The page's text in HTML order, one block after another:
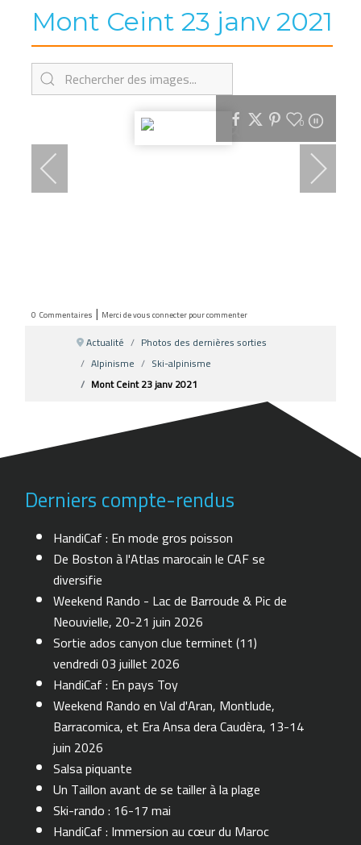
Mont Ceint 23 janv 2021
0
0 Commentaires | Merci de vous connecter pour commenter
Actualité
Photos des dernières sorties
Alpinisme
Ski-alpinisme
Mont Ceint 23 janv 2021
Derniers compte-rendus
HandiCaf : En mode gros poisson
De Boston à l'Atlas marocain le CAF se
diversifie
Weekend Rando - Lac de Barroude & Pic de
Neouvielle, 20-21 juin 2026
Sortie ados canyon clue terminet (11)
vendredi 03 juillet 2026
HandiCaf : En pays Toy
Weekend Rando en Val d'Aran, Montlude,
Barracomica, et Era Ansa dera Caudèra, 13-14
juin 2026
Salsa piquante
Un Taillon avant de se tailler à la plage
Ski-rando : 16-17 mai
HandiCaf : Immersion au cœur du Maroc